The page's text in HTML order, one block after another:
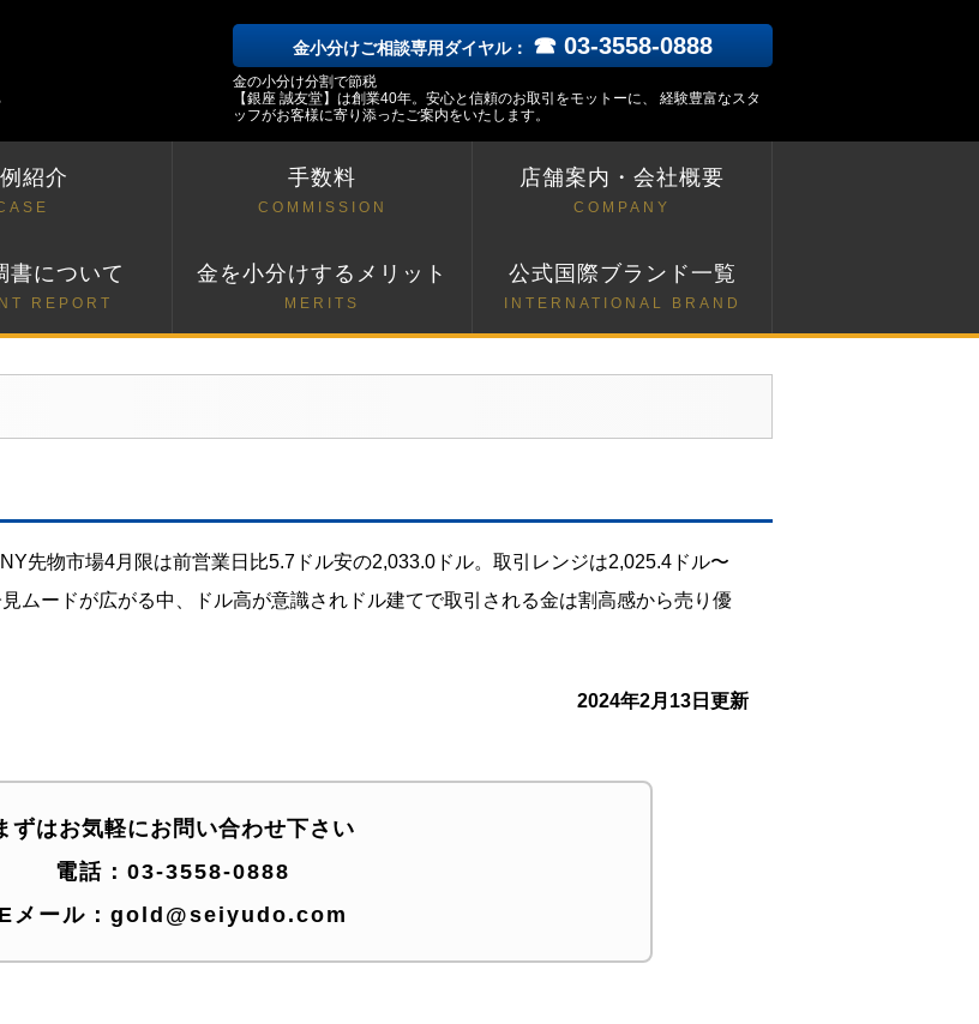
金小分けご相談専用ダイヤル： ☎ 03-3558-0888
金の小分け分割で節税
【銀座 誠友堂】は創業40年。安心と信頼のお取引をモットーに、 経験豊富なスタ
ッフがお客様に寄り添ったご案内をいたします。
紹介 手数料
COMMISSION
店舗案内・会社概要
COMPANY
書について
REPORT
金を小分けするメリット
MERITS
公式国際ブランド一覧
INTERNATIONAL BRAND
先物市場4月限は前営業日比5.7ドル安の2,033.0ドル。取引レンジは2,025.4ドル〜
ムードが広がる中、ドル高が意識されドル建てで取引される金は割高感から売り優
2024年2月13日更新
ずはお気軽にお問い合わせ下さい
電話： 03-3558-0888
Eメール： gold@seiyudo.com